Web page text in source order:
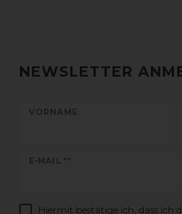
NEWSLETTER
VORNAME
E-MAIL **
Newsletter
Hiermit bestätige ich, dass ich